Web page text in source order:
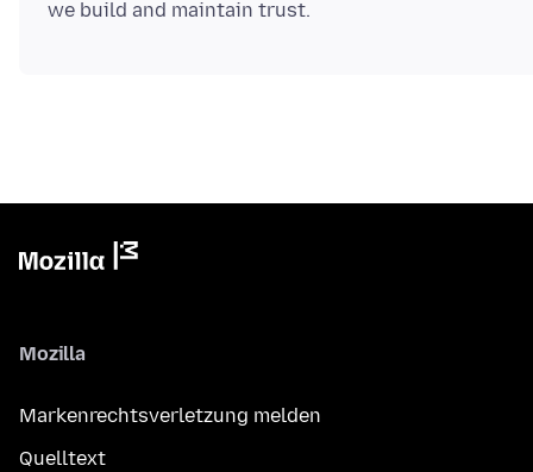
Mozilla
Markenrechtsverletzung melden
Quelltext